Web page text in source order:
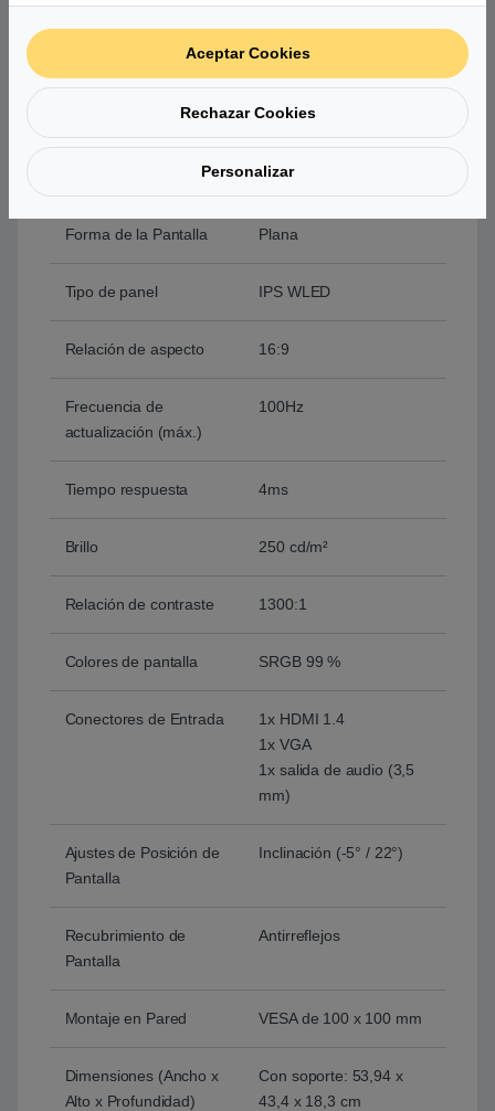
producto
Monitor S24i-30 23,8″
Tipo de producto Monitor
Resolución
Full HD (1920 x 1080
píxeles)
Forma de la Pantalla Plana
Tipo de panel IPS WLED
Relación de aspecto 16:9
Frecuencia de
actualización (máx.)
100Hz
Tiempo respuesta 4ms
Brillo 250 cd/m²
Relación de contraste 1300:1
Colores de pantalla SRGB 99 %
Conectores de Entrada
1x HDMI 1.4
1x VGA
1x salida de audio (3,5
mm)
Ajustes de Posición de
Pantalla
Inclinación (-5° / 22°)
Recubrimiento de
Pantalla
Antirreflejos
Montaje en Pared VESA de 100 x 100 mm
Dimensiones (Ancho x
Alto x Profundidad)
Con soporte: 53,94 x
43,4 x 18,3 cm
Aceptar Cookies
Rechazar Cookies
Personalizar